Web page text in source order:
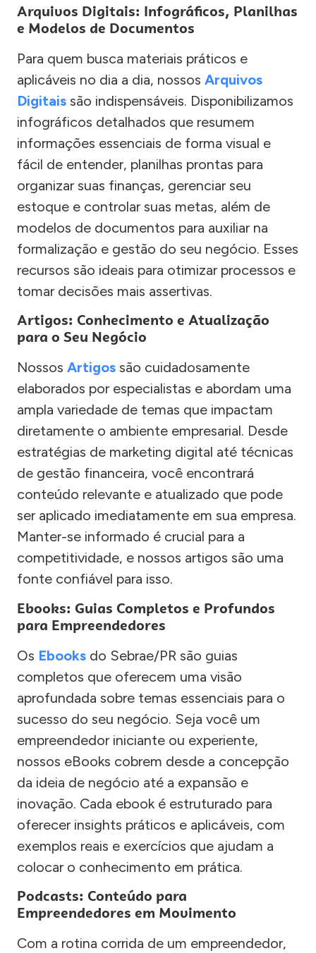
Arquivos Digitais: Infográficos, Planilhas
e Modelos de Documentos
Para quem busca materiais práticos e
aplicáveis no dia a dia, nossos Arquivos
Digitais são indispensáveis. Disponibilizamos
infográficos detalhados que resumem
informações essenciais de forma visual e
fácil de entender, planilhas prontas para
organizar suas finanças, gerenciar seu
estoque e controlar suas metas, além de
modelos de documentos para auxiliar na
formalização e gestão do seu negócio. Esses
recursos são ideais para otimizar processos e
tomar decisões mais assertivas.
Artigos: Conhecimento e Atualização
para o Seu Negócio
Nossos Artigos são cuidadosamente
elaborados por especialistas e abordam uma
ampla variedade de temas que impactam
diretamente o ambiente empresarial. Desde
estratégias de marketing digital até técnicas
de gestão financeira, você encontrará
conteúdo relevante e atualizado que pode
ser aplicado imediatamente em sua empresa.
Manter-se informado é crucial para a
competitividade, e nossos artigos são uma
fonte confiável para isso.
Ebooks: Guias Completos e Profundos
para Empreendedores
Os Ebooks do Sebrae/PR são guias
completos que oferecem uma visão
aprofundada sobre temas essenciais para o
sucesso do seu negócio. Seja você um
empreendedor iniciante ou experiente,
nossos eBooks cobrem desde a concepção
da ideia de negócio até a expansão e
inovação. Cada ebook é estruturado para
oferecer insights práticos e aplicáveis, com
exemplos reais e exercícios que ajudam a
colocar o conhecimento em prática.
Podcasts: Conteúdo para
Empreendedores em Movimento
Com a rotina corrida de um empreendedor,